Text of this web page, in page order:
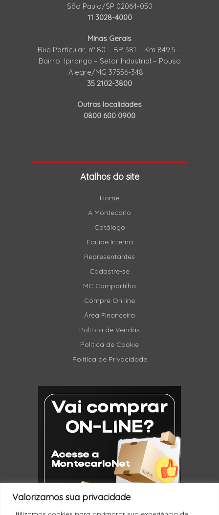
Valorizamos sua privacidade
São Paulo/SP 02064-050
11 3028-4000
Minas Gerais
Rua Particular, nº 80 – BR 381 – Km 849,5 –
Bairro Ipiranga – Setor Industrial – Pouso
Alegre/MG 37556-348
35 2102-3800
Outras localidades
0800 600 0900
Atalhos do site
Home
A Montecarlo
Catálogo
Equipe Interna
Representantes
Cadastre-se
MC Compartilha
Compre On line
Área Financeira
Política de Vendas
Política de Cookie
Politica de Privacidade